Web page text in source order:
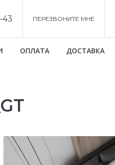
43 ПЕРЕЗВОНИТЕ МНЕ
ОПЛАТА ДОСТАВКА